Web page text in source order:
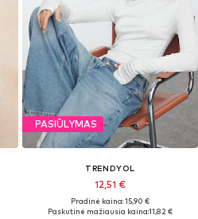
PASIŪLYMAS
TRENDYOL
12,51 €
Pradinė kaina: 15,90 €
Paskutinė mažiausia kaina:11,82 €